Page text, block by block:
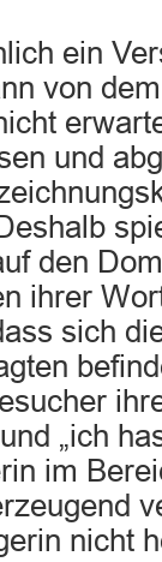
ein
von dem
und
den
ihrer
sich
„ich
im
nicht